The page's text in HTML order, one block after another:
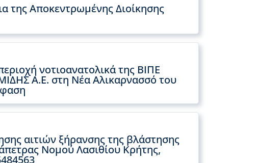
της Αποκεντρωμένης Διοίκησης
νοτιοανατολικά της ΒΙΠΕ
Α.Ε. στη Νέα Αλικαρνασσό του
αιτιών ξήρανσης της βλάστησης
Νομού Λασιθίου Κρήτης,